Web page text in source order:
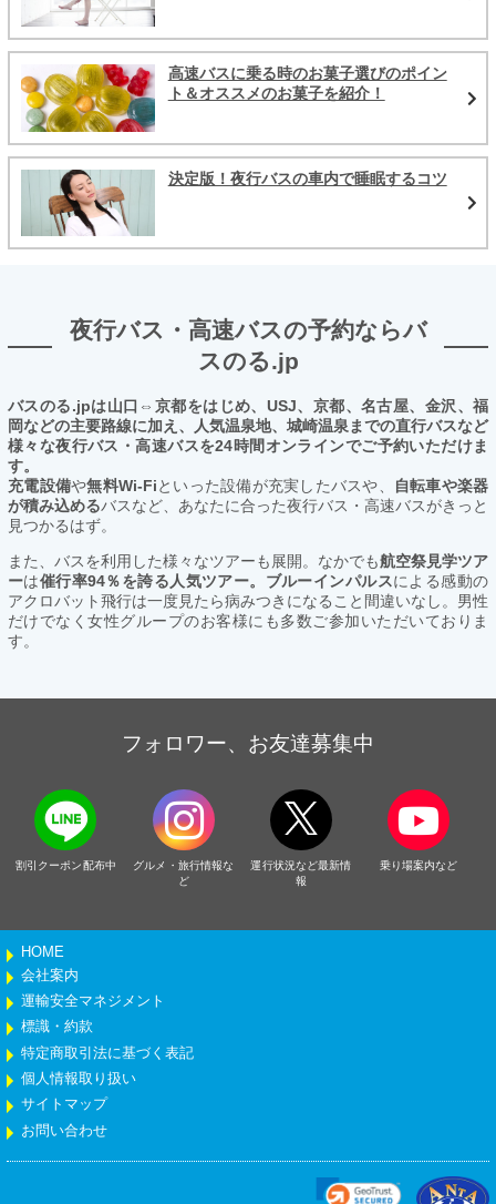
高速バスに乗る時のお菓子選びのポイン
ト＆オススメのお菓子を紹介！
決定版！夜行バスの車内で睡眠するコツ
夜行バス・高速バスの予約ならバ
スのる.jp
バスのる.jpは山口⇔京都をはじめ、USJ、京都、名古屋、金沢、福
岡などの主要路線に加え、人気温泉地、城崎温泉までの直行バスなど
様々な夜行バス・高速バスを24時間オンラインでご予約いただけま
す。
充電設備や無料Wi-Fiといった設備が充実したバスや、
自転車や楽器
が積み込めるバスなど、あなたに合った夜行バス・高速バスがきっと
見つかるはず。
また、バスを利用した様々なツアーも展開。なかでも航空祭見学ツア
ーは催行率94％を誇る人気ツアー。ブルーインパルスによる感動の
アクロバット飛行は一度見たら病みつきになること間違いなし。男性
だけでなく女性グループのお客様にも多数ご参加いただいておりま
す。
フォロワー、お友達募集中
割引クーポン配布中
グルメ・旅行情報な
ど
運行状況など最新情
報
乗り場案内など
HOME
会社案内
運輸安全マネジメント
標識・約款
特定商取引法に基づく表記
個人情報取り扱い
サイトマップ
お問い合わせ